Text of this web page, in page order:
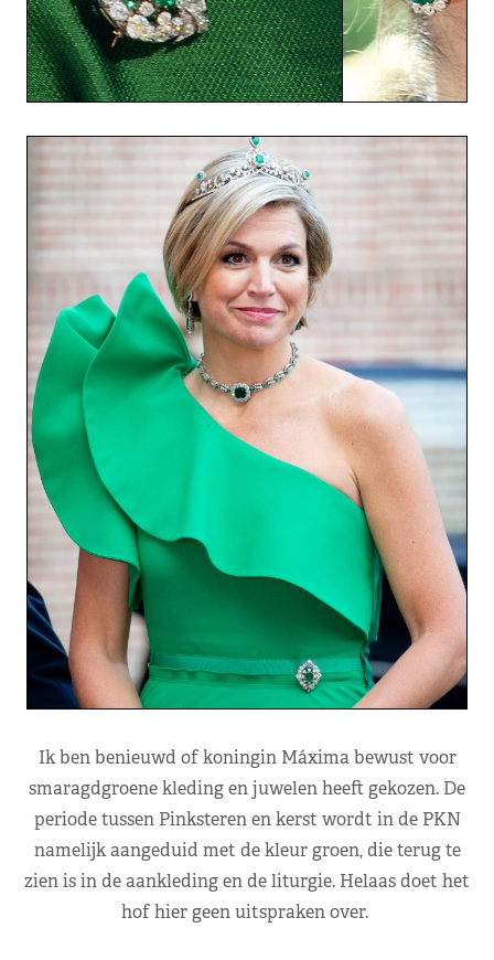
Ik ben benieuwd of koningin Máxima bewust voor
smaragdgroene kleding en juwelen heeft gekozen. De
periode tussen Pinksteren en kerst wordt in de PKN
namelijk aangeduid met de kleur groen, die terug te
zien is in de aankleding en de liturgie. Helaas doet het
hof hier geen uitspraken over.